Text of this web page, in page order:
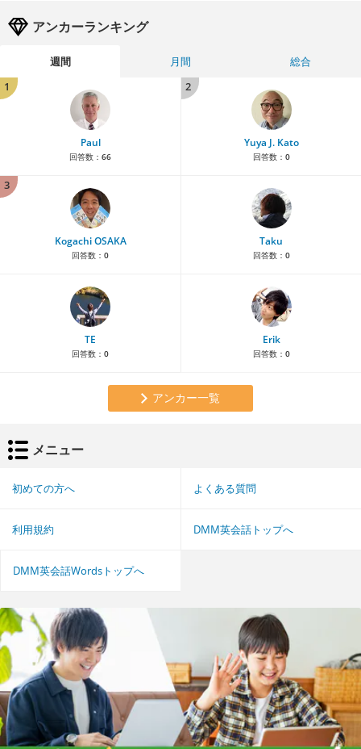
アンカーランキング
週間 月間
総合
1
Paul
回答数： 66
2
Yuya J. Kato
回答数： 0
3
Kogachi OSAKA
回答数： 0
Taku
回答数： 0
TE
回答数： 0
Erik
回答数： 0
アンカー一覧
メニュー
初めての方へ よくある質問
利用規約 DMM英会話トップへ
DMM英会話Wordsトップへ